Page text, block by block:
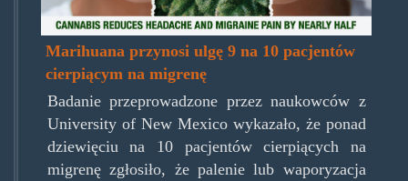
Marihuana przynosi ulgę 9 na 10 pacjentów
cierpiącym na migrenę
Badanie przeprowadzone przez naukowców z
University of New Mexico wykazało, że ponad
dziewięciu na 10 pacjentów cierpiących na
migrenę zgłosiło, że palenie lub waporyzacja